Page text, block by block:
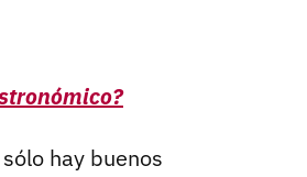
hay buenos